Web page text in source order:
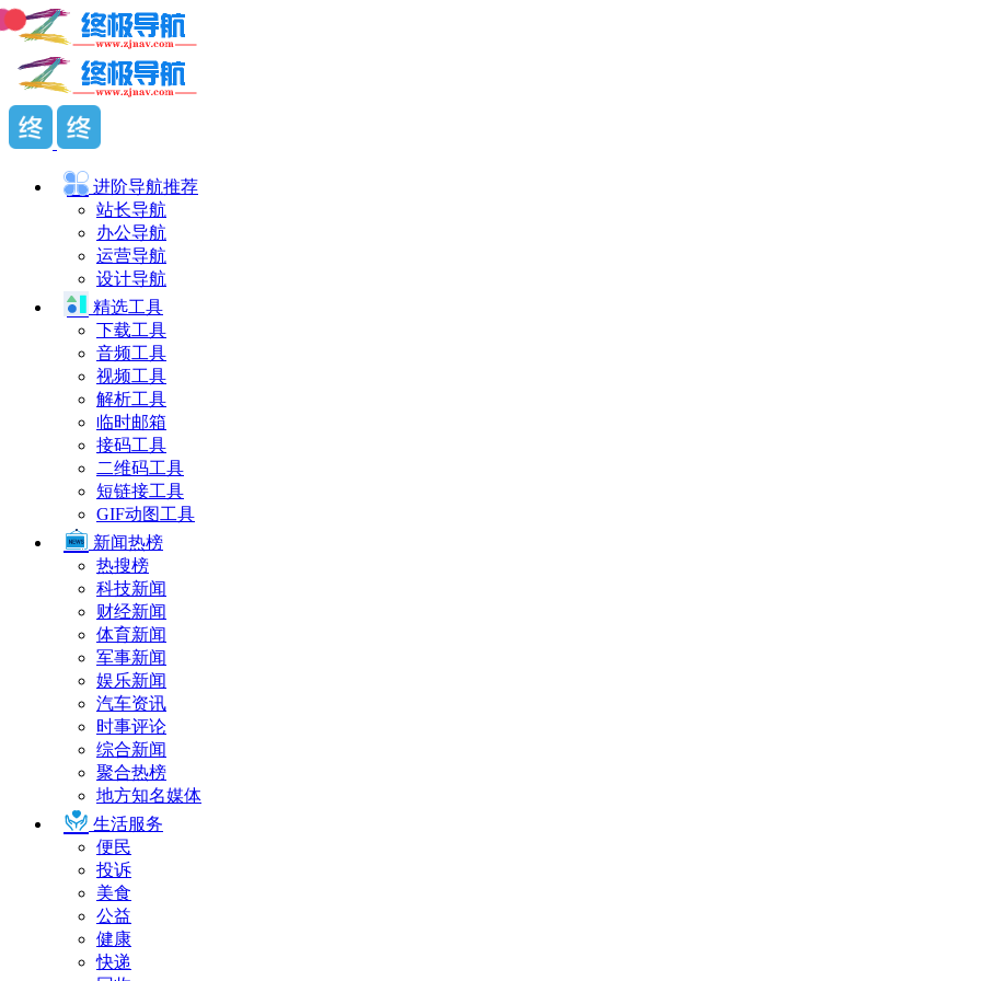
进阶导航推荐
站长导航
办公导航
运营导航
设计导航
精选工具
下载工具
音频工具
视频工具
解析工具
临时邮箱
接码工具
二维码工具
短链接工具
GIF动图工具
新闻热榜
热搜榜
科技新闻
财经新闻
体育新闻
军事新闻
娱乐新闻
汽车资讯
时事评论
综合新闻
聚合热榜
地方知名媒体
生活服务
便民
投诉
美食
公益
健康
快递